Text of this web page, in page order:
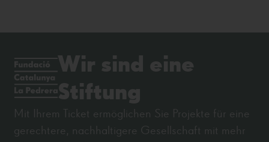
Wir sind eine
Stiftung
Mit Ihrem Ticket ermöglichen Sie Projekte für eine
gerechtere, nachhaltigere Gesellschaft mit mehr